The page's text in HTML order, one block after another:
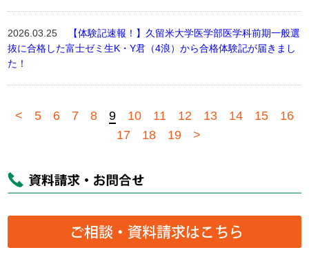
2026.03.25
【体験記速報！】久留米大学医学部医学科前期一般選
抜に合格した富士ゼミ生K・Y君（4浪）から合格体験記が届きまし
た！
< 5 6 7 8 9 10 11 12 13 14 15
16
17
18 19 >